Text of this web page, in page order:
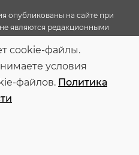
опубликованы на сайте при
являются редакционными
соответствующих
на сайте при наличии
с ч.1 ст.6 и ст.10.1 152-ФЗ.
на обработку неограниченных
данных
cookie-файлы.
условия
файлов. Политика